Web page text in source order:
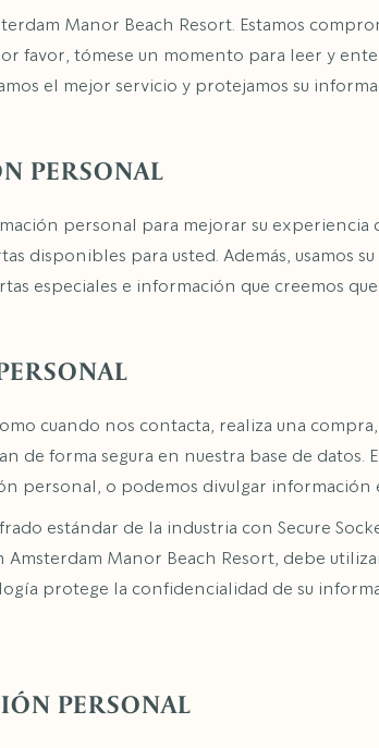
Manor Beach Resort. Estamos
favor, tómese un momento para leer y
el mejor servicio y protejamos su
PERSONAL
personal para mejorar su
disponibles para usted. Además, usamos
especiales e información que creemos
cuando nos contacta, realiza una
de forma segura en nuestra base de
personal, o podemos divulgar información
estándar de la industria con Secure
Manor Beach Resort, debe
protege la confidencialidad de su
PERSONAL